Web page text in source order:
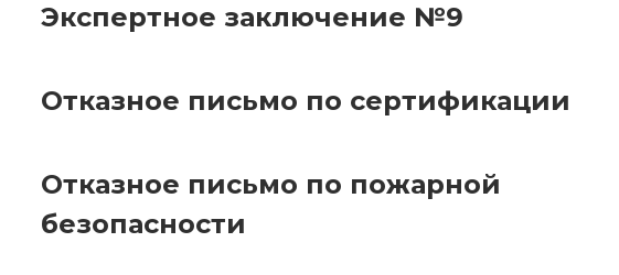
Экспертное заключение №9
Отказное письмо по сертификации
Отказное письмо по пожарной
безопасности